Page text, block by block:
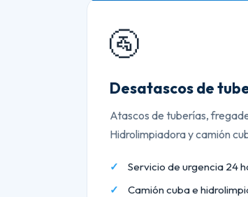
🚰
Desatascos de
Atascos de tuberías,
Hidrolimpiadora y camión
Servicio de urgencia 24
Camión cuba e